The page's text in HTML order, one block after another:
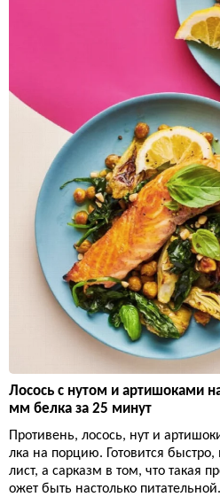
Лосось с нутом и артишоками
мм белка за 25 минут
Противень, лосось, нут и
лка на порцию. Готовится
лист, а сарказм в том, что такая
ожет быть настолько питательной.